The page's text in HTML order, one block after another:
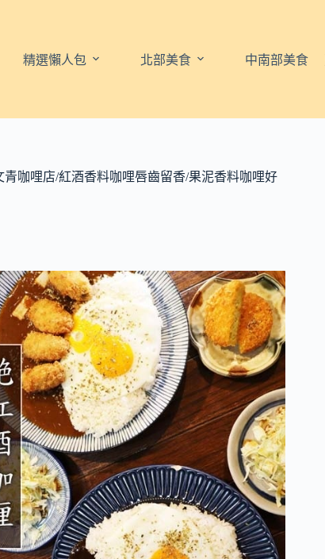
精選懶人包 北部美食 中南部美食
咖哩店/紅酒香料咖哩唇齒留香/果泥香料咖哩好